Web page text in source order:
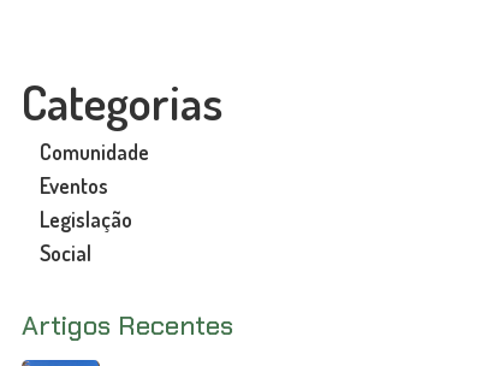
Categorias
Comunidade
Eventos
Legislação
Social
Artigos Recentes